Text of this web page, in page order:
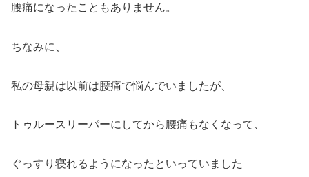
腰痛になったこともありません。
ちなみに、
私の母親は以前は腰痛で悩んでいましたが、
トゥルースリーパーにしてから腰痛もなくなって、
ぐっすり寝れるようになったといっていました